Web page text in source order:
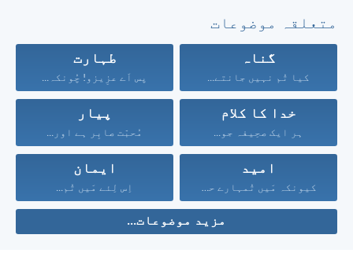
متعلقہ موضوعات
گناہ
کیا تُم نہیں جانتے...
طہارت
پس اَے عزِیزو! چُونکہ...
خدا کا کلام
ہر ایک صحِیفہ جو...
پیار
مُحبّت صابِر ہے اور...
امید
کیونکہ مَیں تُمہارے حق...
ایمان
اِس لِئے مَیں تُم...
مزید موضوعات...